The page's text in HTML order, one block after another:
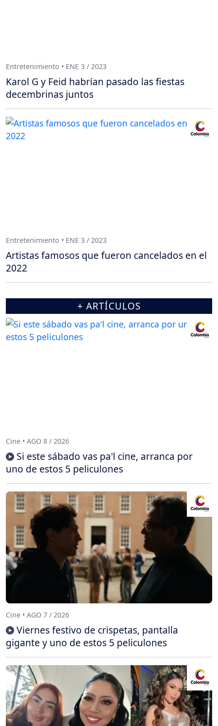
Entretenimiento • ENE 3 / 2023
Karol G y Feid habrían pasado las fiestas
decembrinas juntos
Entretenimiento • ENE 3 / 2023
Artistas famosos que fueron cancelados en el
2022
+ ARTÍCULOS
Cine • AGO 8 / 2026
Si este sábado vas pa'l cine, arranca por
uno de estos 5 peliculones
Cine • AGO 7 / 2026
Viernes festivo de crispetas, pantalla
gigante y uno de estos 5 peliculones